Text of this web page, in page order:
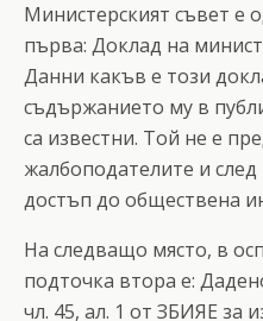
Министерският съвет е
първа: Доклад на
Данни какъв е този
съдържанието му в
са известни. Той не е
жалбоподателите и след
достъп до обществена
На следващо място, в
подточка втора е:
чл. 45, ал. 1 от ЗБИЯЕ за